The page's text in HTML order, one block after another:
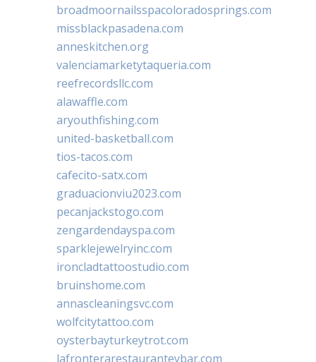
broadmoornailsspacoloradosprings.com
missblackpasadena.com
anneskitchen.org
valenciamarketytaqueria.com
reefrecordsllc.com
alawaffle.com
aryouthfishing.com
united-basketball.com
tios-tacos.com
cafecito-satx.com
graduacionviu2023.com
pecanjackstogo.com
zengardendayspa.com
sparklejewelryinc.com
ironcladtattoostudio.com
bruinshome.com
annascleaningsvc.com
wolfcitytattoo.com
oysterbayturkeytrot.com
lafronterarestauranteybar.com